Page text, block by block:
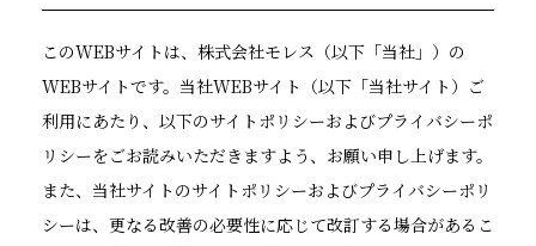
このWEBサイトは、株式会社モレス（以下「当社」）の
WEBサイトです。当社WEBサイト（以下「当社サイト）ご
利用にあたり、以下のサイトポリシーおよびプライバシーポ
リシーをごお読みいただきますよう、お願い申し上げます。
また、当社サイトのサイトポリシーおよびプライバシーポリ
シーは、更なる改善の必要性に応じて改訂する場合があるこ